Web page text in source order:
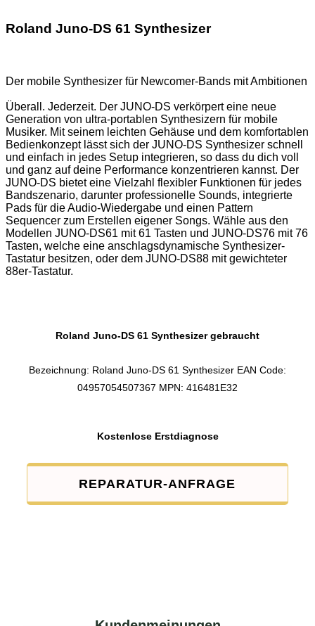
Roland Juno-DS 61 Synthesizer
Der mobile Synthesizer für Newcomer-Bands mit Ambitionen
Überall. Jederzeit. Der JUNO-DS verkörpert eine neue
Generation von ultra-portablen Synthesizern für mobile
Musiker. Mit seinem leichten Gehäuse und dem komfortablen
Bedienkonzept lässt sich der JUNO-DS Synthesizer schnell
und einfach in jedes Setup integrieren, so dass du dich voll
und ganz auf deine Performance konzentrieren kannst. Der
JUNO-DS bietet eine Vielzahl flexibler Funktionen für jedes
Bandszenario, darunter professionelle Sounds, integrierte
Pads für die Audio-Wiedergabe und einen Pattern
Sequencer zum Erstellen eigener Songs. Wähle aus den
Modellen JUNO-DS61 mit 61 Tasten und JUNO-DS76 mit 76
Tasten, welche eine anschlagsdynamische Synthesizer-
Tastatur besitzen, oder dem JUNO-DS88 mit gewichteter
88er-Tastatur.
Roland Juno-DS 61 Synthesizer gebraucht
Bezeichnung: Roland Juno-DS 61 Synthesizer EAN Code:
04957054507367 MPN: 416481E32
Kostenlose Erstdiagnose
REPARATUR-ANFRAGE